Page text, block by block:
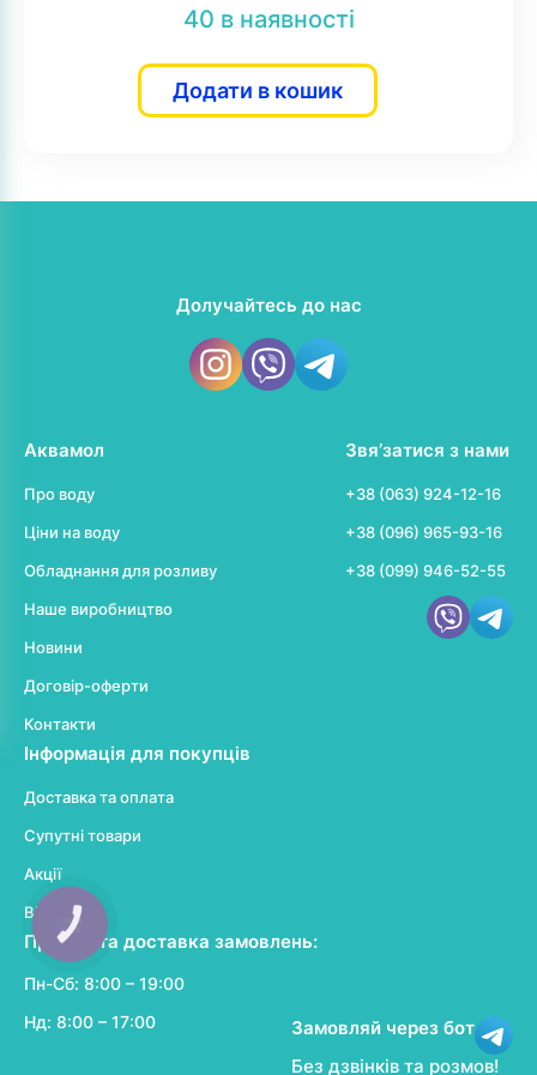
40 в наявності
Додати в кошик
Долучайтесь до нас
Аквамол
Про воду
Ціни на воду
Обладнання для розливу
Наше виробництво
Новини
Договір-оферти
Контакти
Інформація для покупців
Доставка та оплата
Супутні товари
Акції
Відгуки
Прийом та доставка замовлень:
Пн-Сб: 8:00 – 19:00
Нд: 8:00 – 17:00
Замовляй через бот
Без дзвінків та розмов!
Звя’затися з нами
+38 (063) 924-12-16
+38 (096) 965-93-16
+38 (099) 946-52-55